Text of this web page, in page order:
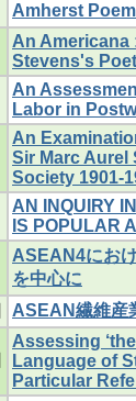
Amherst
An Americana
Stevens's
An
Labor in
An
Sir Marc Aurel
Society 1901-
AN INQUIRY
IS POPULAR
ASEAN4にお
を中心に
ASEAN繊維産
Assessing
Language of
Particular